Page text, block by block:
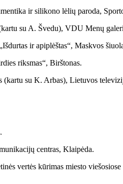
ir silikono lėlių paroda,
su A. Švedu), VDU Menų
ir apiplėštas“, Maskvos
riksmas“, Birštonas.
(kartu su K. Arbas), Lietuvos
centras, Klaipėda.
vertės kūrimas miesto